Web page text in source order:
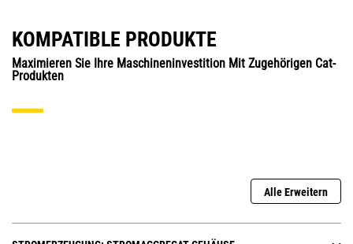
KOMPATIBLE PRODUKTE
Maximieren Sie Ihre Maschineninvestition Mit Zugehörigen Cat-
Produkten
Alle Erweitern